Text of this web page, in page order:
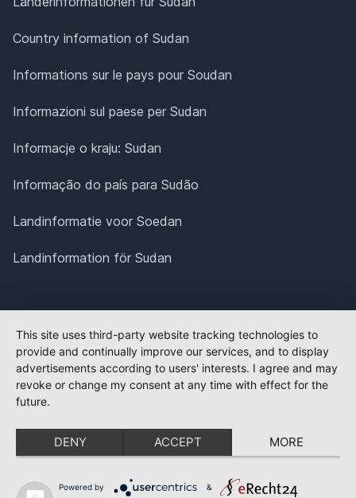
Country information of Sudan
Informations sur le pays pour Soudan
Informazioni sul paese per Sudan
Informacje o kraju: Sudan
Informação do país para Sudão
Landinformatie voor Soedan
Landinformation för Sudan
This site uses third-party website tracking technologies to
provide and continually improve our services, and to display
advertisements according to users' interests. I agree and may
revoke or change my consent at any time with effect for the
future.
DENY ACCEPT MORE
Powered by &